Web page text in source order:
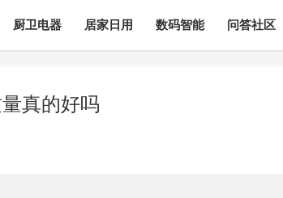
厨卫电器 居家日用 数码智能 问答社区
真的好吗